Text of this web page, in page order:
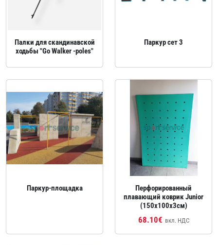
Палки для скандинавской
ходьбы "Go Walker -poles"
Паркур сет 3
Паркур‑площадка
Перфорированный
плавающий коврик Junior
(150x100х3см)
68.10€ вкл. НДС